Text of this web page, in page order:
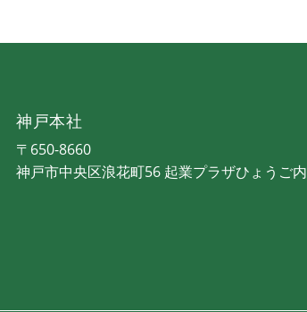
神戸本社
〒650-8660
神戸市中央区浪花町56 起業プラザひょうご内